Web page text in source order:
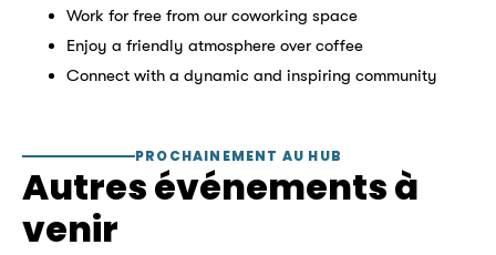
Work for free from our coworking space
Enjoy a friendly atmosphere over coffee
Connect with a dynamic and inspiring community
PROCHAINEMENT AU HUB
Autres événements à
venir